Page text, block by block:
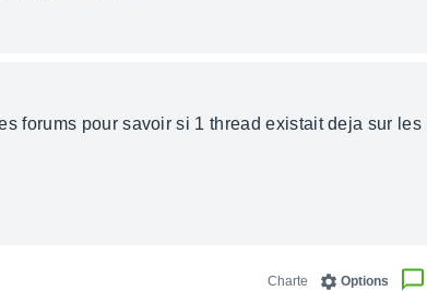
forums pour savoir si 1 thread existait deja sur
Options
Charte